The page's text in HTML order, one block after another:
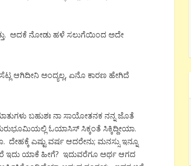
ಅದಕೆ ನೋಡು ಹಳೆ ಸಲುಗೆಯಿಂದ ಅದೇ
ಆಗಿದೀನಿ ಅಂದ್ಯಲ್ಲ, ಏನೊ ಕಾರಣ ಹೇಗಿದೆ
ಬಹುಶಃ ನಾ ಸಾಯೋತನಕ ನನ್ನ ಜೊತೆ
ಓಯಾಸಿಸ್ ಸಿಕ್ಕಂತೆ ಸಿಕ್ಕಿದ್ದೀಯಾ.
ಎಷ್ಟು ವರ್ಷ ಆದರೇನು; ಮನಸ್ಸು ಇನ್ನೂ
ಇದು ಯಾಕೆ ಹೀಗೆ? ಇದುವರೆಗೂ ಅರ್ಥ ಆಗದ